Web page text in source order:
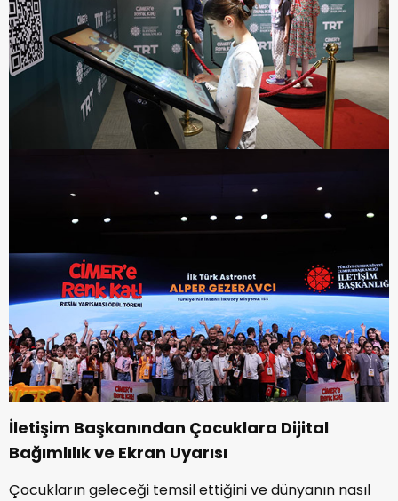
İletişim Başkanından Çocuklara Dijital
Bağımlılık ve Ekran Uyarısı
Çocukların geleceği temsil ettiğini ve dünyanın nasıl